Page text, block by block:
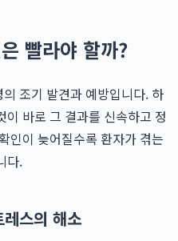
빨라야 할까?
조기 발견과 예방입니다. 하
바로 그 결과를 신속하고 정
인이 늦어질수록 환자가 겪는
다.
스의 해소